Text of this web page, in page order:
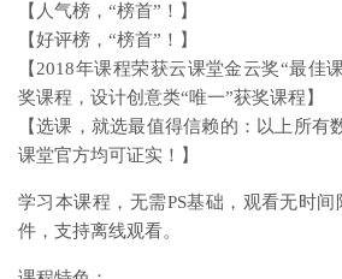
【人气榜，“榜首”！】
【好评榜，“榜首”！】
【2018年课程荣获云课堂金云奖“最佳
奖课程，设计创意类“唯一”获奖课程】
【选课，就选最值得信赖的：以上所有
课堂官方均可证实！】
学习本课程，无需PS基础，观看无时
件，支持离线观看。